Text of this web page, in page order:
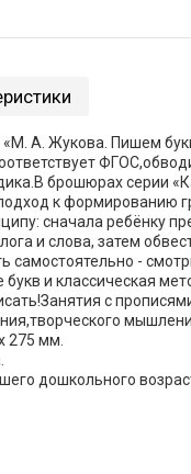
«М. А. Жукова. Пишем
брошюрах серии
к формированию
сначала ребёнку
и слова, затем
самостоятельно -
букв и классическая
с
275 мм.
дошкольного